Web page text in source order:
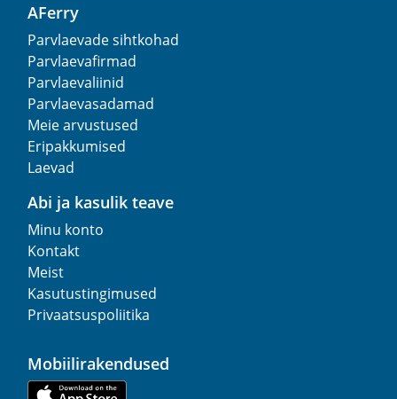
AFerry
Parvlaevade sihtkohad
Parvlaevafirmad
Parvlaevaliinid
Parvlaevasadamad
Meie arvustused
Eripakkumised
Laevad
Abi ja kasulik teave
Minu konto
Kontakt
Meist
Kasutustingimused
Privaatsuspoliitika
Mobiilirakendused